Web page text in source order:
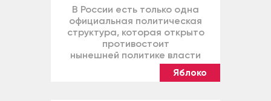
В России есть только одна
официальная политическая
структура, которая открыто
противостоит
нынешней политике власти
Яблоко